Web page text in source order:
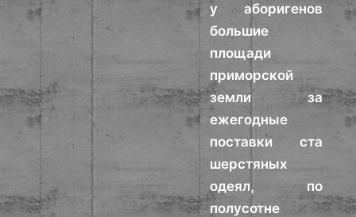
у аборигенов
большие
площади
приморской
земли за
ежегодные
поставки ста
шерстяных
одеял, по
полусотне